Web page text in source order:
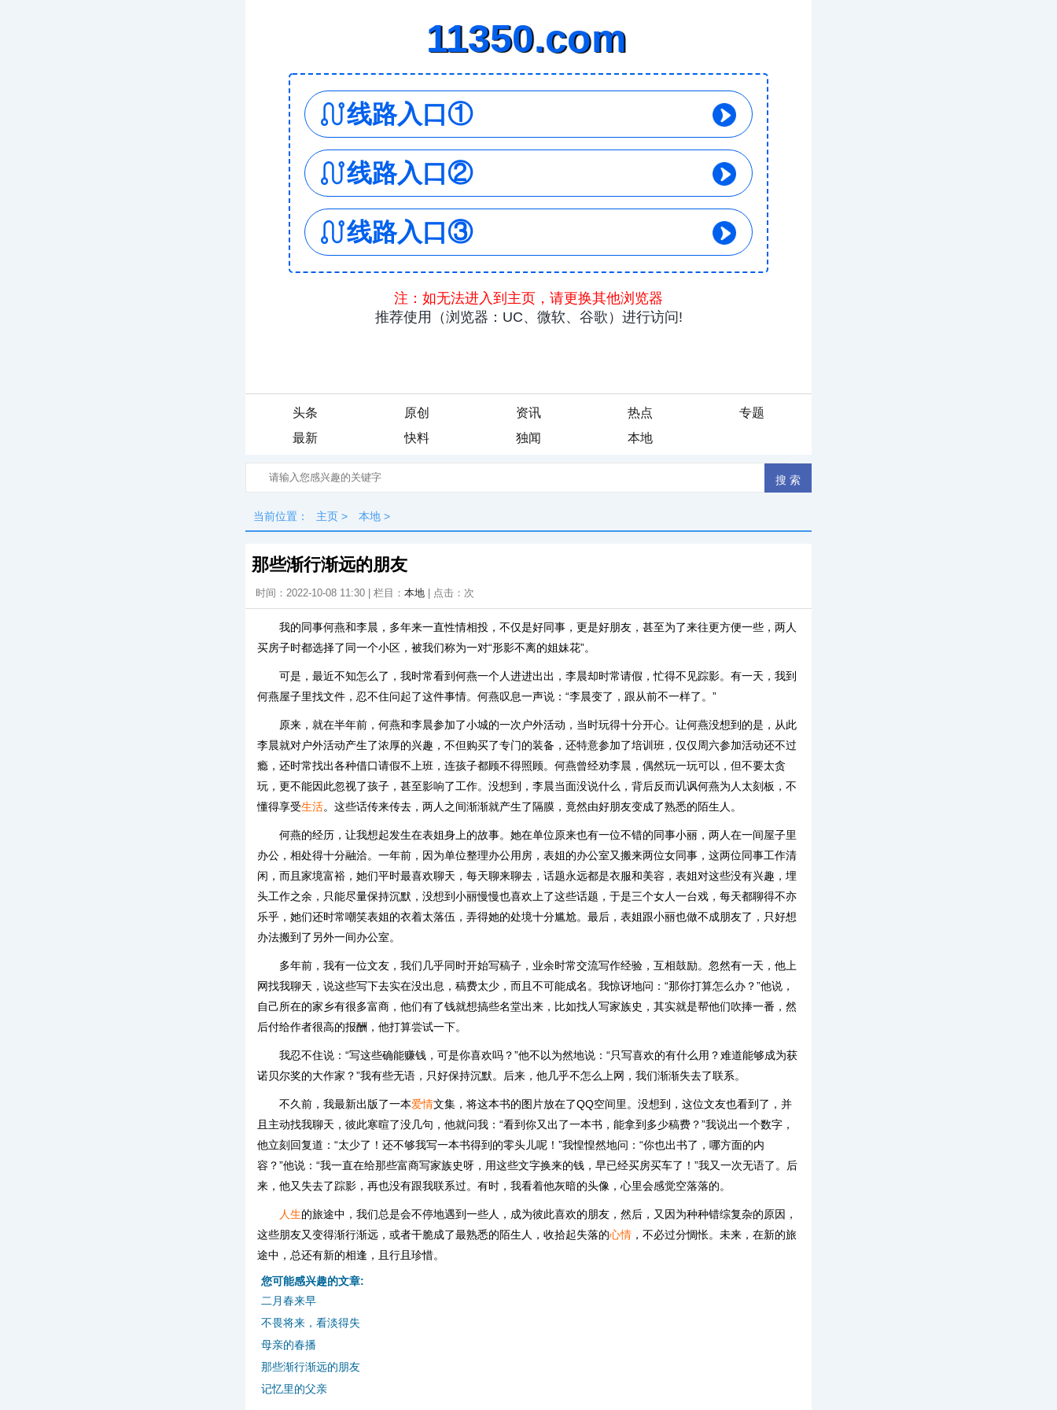
头条 原创 资讯 热点
专题
最新
快料 独闻 本地
当前位置： 主页 > 本地 >
那些渐行渐远的朋友
时间：2022-10-08 11:30 | 栏目： 本地 | 点击： 次
我的同事何燕和李晨，多年来一直性情相投，不仅是好同事，更是好朋友，甚至为了来往更方便一些，两人
买房子时都选择了同一个小区，被我们称为一对“形影不离的姐妹花”。
可是，最近不知怎么了，我时常看到何燕一个人进进出出，李晨却时常请假，忙得不见踪影。有一天，我到
何燕屋子里找文件，忍不住问起了这件事情。何燕叹息一声说：“李晨变了，跟从前不一样了。”
原来，就在半年前，何燕和李晨参加了小城的一次户外活动，当时玩得十分开心。让何燕没想到的是，从此
李晨就对户外活动产生了浓厚的兴趣，不但购买了专门的装备，还特意参加了培训班，仅仅周六参加活动还不过
瘾，还时常找出各种借口请假不上班，连孩子都顾不得照顾。何燕曾经劝李晨，偶然玩一玩可以，但不要太贪
玩，更不能因此忽视了孩子，甚至影响了工作。没想到，李晨当面没说什么，背后反而讥讽何燕为人太刻板，不
懂得享受生活。这些话传来传去，两人之间渐渐就产生了隔膜，竟然由好朋友变成了熟悉的陌生人。
何燕的经历，让我想起发生在表姐身上的故事。她在单位原来也有一位不错的同事小丽，两人在一间屋子里
办公，相处得十分融洽。一年前，因为单位整理办公用房，表姐的办公室又搬来两位女同事，这两位同事工作清
闲，而且家境富裕，她们平时最喜欢聊天，每天聊来聊去，话题永远都是衣服和美容，表姐对这些没有兴趣，埋
头工作之余，只能尽量保持沉默，没想到小丽慢慢也喜欢上了这些话题，于是三个女人一台戏，每天都聊得不亦
乐乎，她们还时常嘲笑表姐的衣着太落伍，弄得她的处境十分尴尬。最后，表姐跟小丽也做不成朋友了，只好想
办法搬到了另外一间办公室。
多年前，我有一位文友，我们几乎同时开始写稿子，业余时常交流写作经验，互相鼓励。忽然有一天，他上
网找我聊天，说这些写下去实在没出息，稿费太少，而且不可能成名。我惊讶地问：“那你打算怎么办？”他说，
自己所在的家乡有很多富商，他们有了钱就想搞些名堂出来，比如找人写家族史，其实就是帮他们吹捧一番，然
后付给作者很高的报酬，他打算尝试一下。
我忍不住说：“写这些确能赚钱，可是你喜欢吗？”他不以为然地说：“只写喜欢的有什么用？难道能够成为获
诺贝尔奖的大作家？”我有些无语，只好保持沉默。后来，他几乎不怎么上网，我们渐渐失去了联系。
不久前，我最新出版了一本爱情文集，将这本书的图片放在了QQ空间里。没想到，这位文友也看到了，并
且主动找我聊天，彼此寒暄了没几句，他就问我：“看到你又出了一本书，能拿到多少稿费？”我说出一个数字，
他立刻回复道：“太少了！还不够我写一本书得到的零头儿呢！”我惶惶然地问：“你也出书了，哪方面的内
容？”他说：“我一直在给那些富商写家族史呀，用这些文字换来的钱，早已经买房买车了！”我又一次无语了。后
来，他又失去了踪影，再也没有跟我联系过。有时，我看着他灰暗的头像，心里会感觉空落落的。
人生的旅途中，我们总是会不停地遇到一些人，成为彼此喜欢的朋友，然后，又因为种种错综复杂的原因，
这些朋友又变得渐行渐远，或者干脆成了最熟悉的陌生人，收拾起失落的心情 ，不必过分惆怅。未来，在新的旅
途中，总还有新的相逢，且行且珍惜。
您可能感兴趣的文章:
二月春来早
不畏将来，看淡得失
母亲的春播
那些渐行渐远的朋友
记忆里的父亲